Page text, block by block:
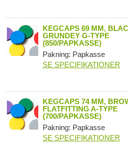
KEGCAPS 69 MM,
GRUNDEY G-TYPE
(850/PAPKASSE)
Pakning: Papkasse
SE SPECIFIKATIONER
KEGCAPS 74 MM,
FLATFITTING A-TYPE
(700/PAPKASSE)
Pakning: Papkasse
SE SPECIFIKATIONER